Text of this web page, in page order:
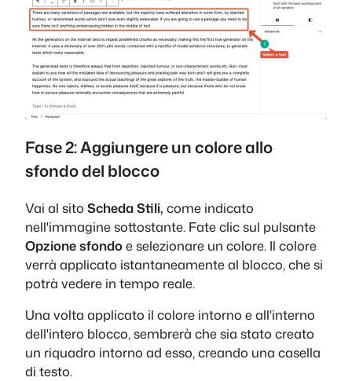
Fase 2: Aggiungere un colore allo
sfondo del blocco
Vai al sito Scheda Stili, come indicato
nell'immagine sottostante. Fate clic sul pulsante
Opzione sfondoe selezionare un colore. Il colore
verrà applicato istantaneamente al blocco, che si
potrà vedere in tempo reale.
Una volta applicato il colore intorno e all'interno
dell'intero blocco, sembrerà che sia stato creato
un riquadro intorno ad esso, creando una casella
di testo.